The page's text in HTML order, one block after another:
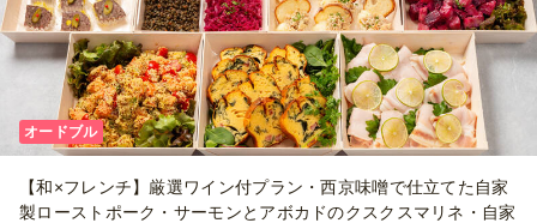
オードブル
【和×フレンチ】厳選ワイン付プラン・西京味噌で仕立てた自家
製ローストポーク・サーモンとアボカドのクスクスマリネ・自家